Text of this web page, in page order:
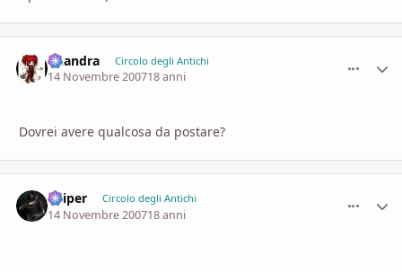
khandra Circolo degli Antichi
14 Novembre 200718 anni
Dovrei avere qualcosa da postare?
Sniper Circolo degli Antichi
14 Novembre 200718 anni